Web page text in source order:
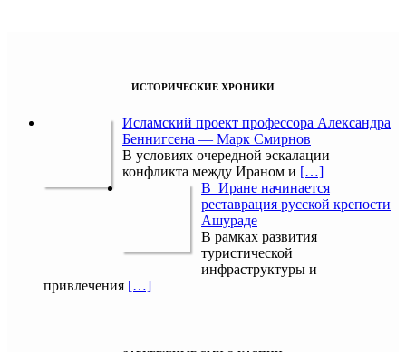
ИСТОРИЧЕСКИЕ ХРОНИКИ
Исламский проект профессора Александра
Беннигсена — Марк Смирнов
В условиях очередной эскалации
конфликта между Ираном и […]
В Иране начинается
реставрация русской крепости
Ашураде
В рамках развития
туристической
инфраструктуры и
привлечения […]